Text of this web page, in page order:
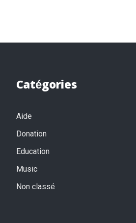
Catégories
Aide
Donation
Education
Music
Non classé